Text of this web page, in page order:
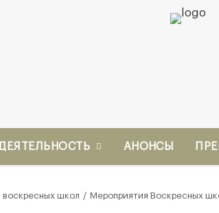
АНОНСЫ
школ Мероприятия Воскресных